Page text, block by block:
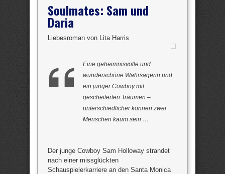
Soulmates: Sam und
Daria
Liebesroman von Lita Harris
Eine geheimnisvolle und
wunderschöne Wahrsagerin und
ein junger Cowboy mit
gescheiterten Träumen –
unterschiedlicher können zwei
Menschen kaum sein …
Der junge Cowboy Sam Holloway strandet
nach einer missglückten
Schauspielerkarriere an den Santa Monica